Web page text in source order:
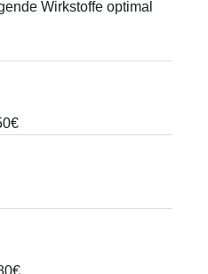
Wirkstoffe optimal